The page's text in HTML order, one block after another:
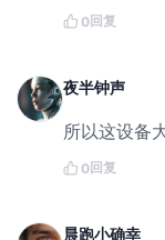
0回复
夜半钟声
所以这设备
0回复
晨跑小确幸